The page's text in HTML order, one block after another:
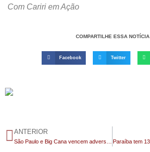
Com Cariri em Ação
COMPARTILHE ESSA NOTÍCIA
Facebook Twitter
ANTERIOR